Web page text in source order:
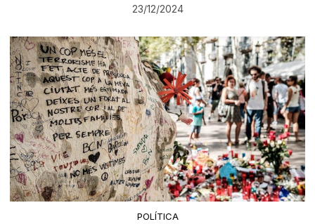
23/12/2024
POLÍTICA